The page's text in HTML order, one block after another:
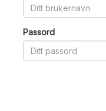
Passord